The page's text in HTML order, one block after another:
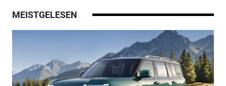
MEISTGELESEN